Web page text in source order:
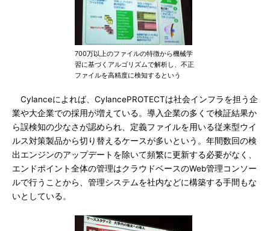
700万以上のファイルの特徴から機械学
習に基づくアルゴリズムで解析し、不正
ファイルを高精度に検知するという
Cylanceによれば、CylancePROTECTは社会インフラを担う企
業や大企業での採用が増えている。導入企業の多くで検証結果か
ら誤検知の少なさが認められ、定義ファイルを用いる従来型ウイ
ルス対策製品から切り替えるケースが多いという。年間数回の検
出エンジンのアップデートを除いて頻繁に更新する必要がなく、
エンドポイント全体の管理はクラウドベースのWeb管理コンソー
ルで行うことから、管理システムを社内などに構築する手間もな
いとしている。